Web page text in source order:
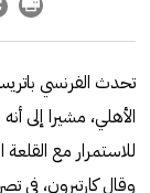
تحدث الفرنسي
الأهلي، مشيرا إلى
للاستمرار مع
وقال كارتيرون، في